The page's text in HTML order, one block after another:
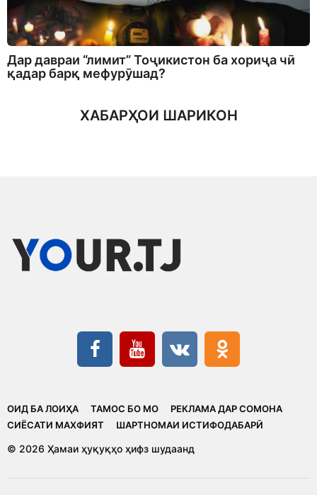
Дар давраи “лимит” Тоҷикистон ба хориҷа чӣ
қадар барқ мефурӯшад?
ХАБАРҲОИ ШАРИКОН
ОИД БА ЛОИҲА ТАМОС БО МО
РЕКЛАМА ДАР СОМОНА
CИЁСАТИ МАХФИЯТ
ШАРТНОМАИ ИСТИФОДАБАРӢ
© 2026 Ҳамаи ҳуқуқҳо ҳифз шудаанд